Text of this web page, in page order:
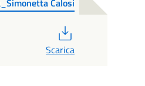
Scarica